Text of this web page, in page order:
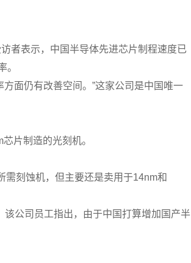
者表示，中国半导体先进芯片制程速度已
。
面仍有改善空间。”这家公司是中国唯一
片制造的光刻机。
刻蚀机，但主要还是卖用于14nm和
公司员工指出，由于中国打算增加国产半